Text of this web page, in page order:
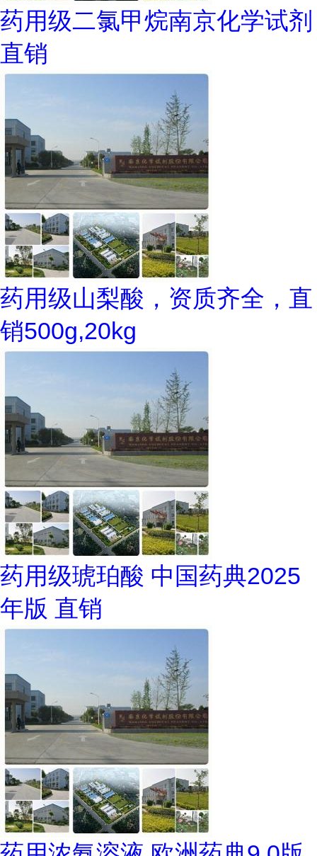
药用级二氯甲烷南京化学试剂
直销
药用级山梨酸，资质齐全，直
销500g,20kg
药用级琥珀酸 中国药典2025
年版 直销